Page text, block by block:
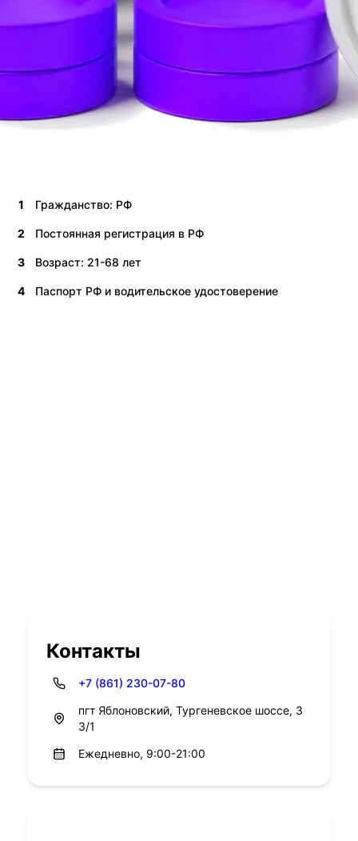
1 Гражданство: РФ
2 Постоянная регистрация в РФ
3 Возраст: 21-68 лет
4 Паспорт РФ и водительское удостоверение
Контакты
+7 (861) 230-07-80
пгт Яблоновский, Тургеневское шоссе, 3
3/1
Ежедневно, 9:00-21:00